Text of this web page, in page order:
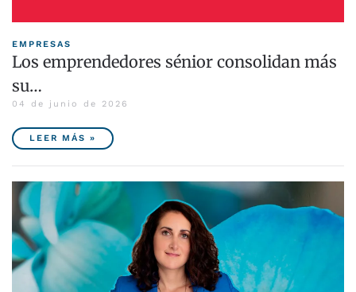
EMPRESAS
Los emprendedores sénior consolidan más
su…
04 de junio de 2026
LEER MÁS »